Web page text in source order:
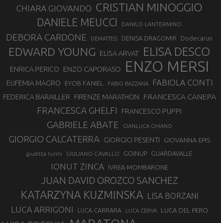
CHIARA GIOVANDO CRISTIAN MINOGGIO
DANIELE MEUCCI DANILO LANTERMINO
DEBORA CARDONE DEMATTEIS DENISA DRAGOMIR Dodecarun
EDWARD YOUNG ELISA ARVAT ELISA DESCO
ENRICA PERICO ENZO CAPORASO ENZO MERSI
EUFEMIA MAGRO EYOB FANIEL FABIO BAZZANA FABIOLA CONTI
FEDERICA BARAILLER FIRENZE MARATHON FRANCESCA CANEPA
FRANCESCA GHELFI FRANCESCO PUPPI
GABRIELE ABATE GIANLUCA GHIANO
GIORGIO CALCATERRA GIORGIO PESENTI GIOVANNA EPIS
giuditta turini GIULIANO CAVALLO GOINUP GUARDAVALLE
IONUT ZINCA IVREA-MOMBARONE
JUAN DAVID OROZCO SANCHEZ
KATARZYNA KUZMINSKA LISA BORZANI
LUCA ARRIGONI LUCA CARRARA LUCA CERVA LUCA DEL PERO